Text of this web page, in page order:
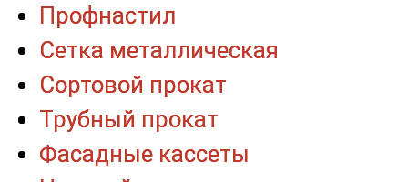
Профнастил
Сетка металлическая
Сортовой прокат
Трубный прокат
Фасадные кассеты
Профнастил
Сетка металлическая
Сортовой прокат
Трубный прокат
Фасадные кассеты